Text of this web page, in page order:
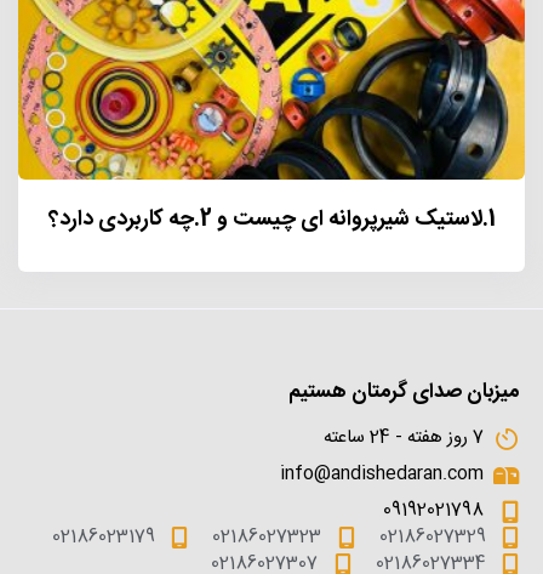
1.لاستیک شیرپروانه ای چیست و 2.چه کاربردی دارد؟
میزبان صدای گرمتان هستیم
7 روز هفته - 24 ساعته
info@andishedaran.com
09192021798
02186027329
02186027323
02186023179
02186027334
02186027307